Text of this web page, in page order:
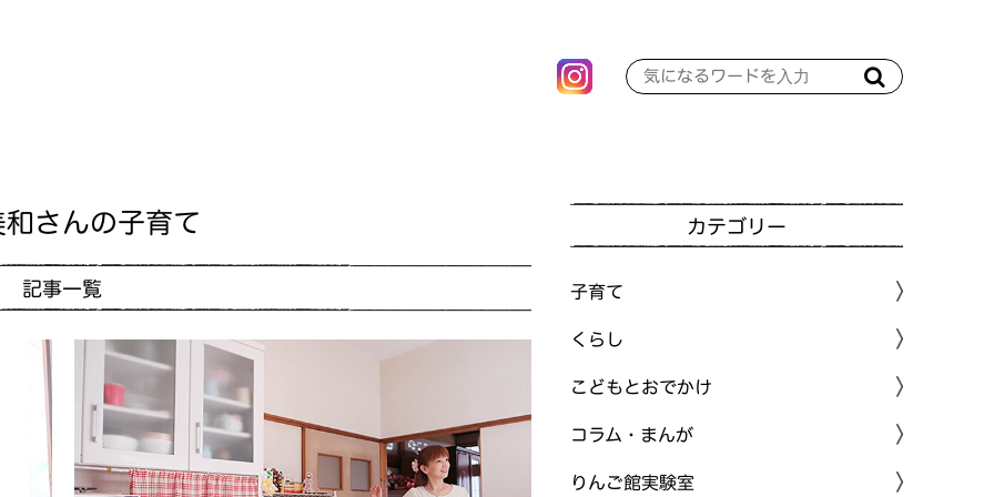
さんの子育て
記事一覧
カテゴリー
子育て
くらし
こどもとおでかけ
コラム・まんが
りんご館実験室